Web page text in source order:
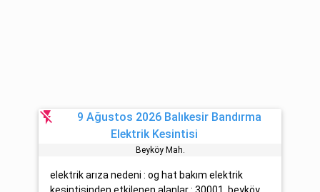
flash_off
9 Ağustos 2026 Balıkesir Bandırma
Elektrik Kesintisi
Beyköy Mah.
elektrik arıza nedeni : og hat bakım elektrik
kesintisinden etkilenen alanlar : 30001, beyköy,